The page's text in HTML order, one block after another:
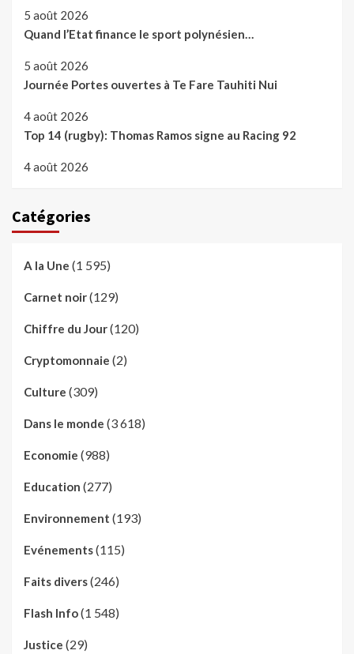
5 août 2026
Quand l’Etat finance le sport polynésien…
5 août 2026
Journée Portes ouvertes à Te Fare Tauhiti Nui
4 août 2026
Top 14 (rugby): Thomas Ramos signe au Racing 92
4 août 2026
Catégories
A la Une (1 595)
Carnet noir(129)
Chiffre du Jour(120)
Cryptomonnaie (2)
Culture (309)
Dans le monde (3 618)
Economie (988)
Education (277)
Environnement (193)
Evénements(115)
Faits divers(246)
Flash Info(1 548)
Justice (29)